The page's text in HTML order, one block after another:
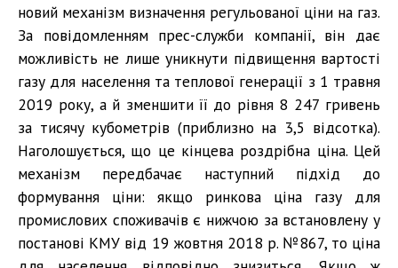
новий механізм визначення регульованої ціни на газ.
За повідомленням прес-служби компанії, він дає
можливість не лише уникнути підвищення вартості
газу для населення та теплової генерації з 1 травня
2019 року, а й зменшити її до рівня 8 247 гривень
за тисячу кубометрів (приблизно на 3,5 відсотка).
Наголошується, що це кінцева роздрібна ціна. Цей
механізм передбачає наступний підхід до
формування ціни: якщо ринкова ціна газу для
промислових споживачів є нижчою за встановлену у
постанові КМУ від 19 жовтня 2018 р. №867, то ціна